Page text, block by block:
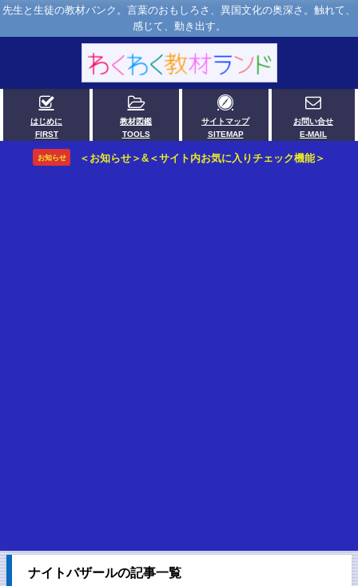
先生と生徒の教材バンク。言葉のおもしろさ、異国文化の奥深さ。触れて、
感じて、動き出す。
はじめに
FIRST
教材図鑑
TOOLS
サイトマップ
SITEMAP
お問い合せ
E-MAIL
お知らせ ＜お知らせ＞&＜サイト内お気に入りチェック機能＞
ナイトバザールの記事一覧